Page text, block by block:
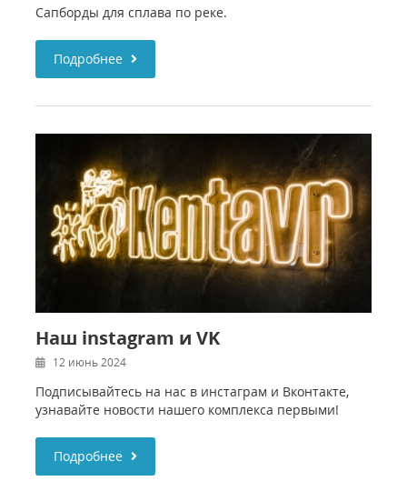
Сапборды для сплава по реке.
Подробнее
Наш instagram и VK
12 июнь 2024
Подписывайтесь на нас в инстаграм и Вконтакте,
узнавайте новости нашего комплекса первыми!
Подробнее